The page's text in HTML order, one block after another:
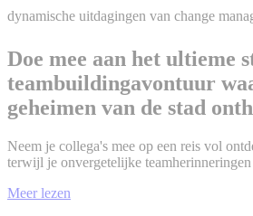
dynamische uitdagingen van change
Doe mee aan het ultieme
teambuildingavontuur
geheimen van de stad
Neem je collega's mee op een reis vol
terwijl je onvergetelijke teamherinneringen
Meer lezen